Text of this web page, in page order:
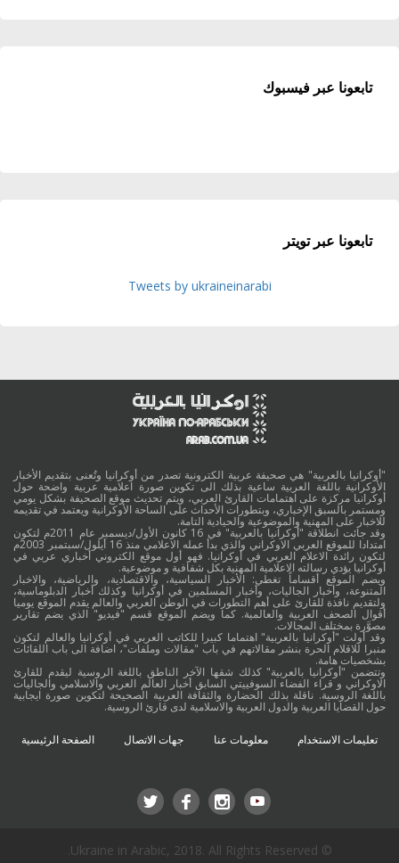
تابعونا عبر فيسبوك
تابعونا عبر تويتر
Tweets by ukraineinarabi
"أوكرانيا بالعربية" هي صحيفة عربية الكترونية تصدر من أوكرانيا وتُعنى بتقديم الأخبار
الأوكرانية باللغة العربية ساعية بذلك الى تكوين صورة اعلامية عربية واضحة حول
أوكرانيا مركزة على اهتمامات القارئ العربي، ويتم تحديث موقع الصحيفة بشكل يومي
ومستمر بالسبق الإخباري، وبتطورات الأحداث على الساحة الأوكرانية ويعتمد في تقديمه
للاخبار على المهنية والموضوعية والحيادية التامة.
وقد جائت انطلاقة "أوكرانيا بالعربية" في 16 كانون الأول/ديسمبر عام 2011م لتكون
امتدادا للموقع العربي الاوكراني والذي بدأ عمله الاعلامي منذ 16 أيلول/سبتمبر 2003م
لتكون رائدة الاعلام العربي في أوكرانيا. فهو أول موقع الكتروني أخباري عربي في
أوكرانيا يؤدي رسالته الاعلامية المهنية بكل شفافية و موضوعية.
ويضم الموقع أقساماً تغطي: الأخبار السياسية، والاقتصادية، والرياضية، والاخبار
المتنوعة، وأخبار الجاليات، وأخبار المسلمين في أوكرانيا وكذلك أخبار الدبلوماسية،
ولتقديم نافذة للقارئ على أهم التطورات في الوطن العربي والعالم يقدم الموقع يوميا
أقوال الصحف العربية والعالمية. كما ويضم الموقع قسم "فيديو" الذي يضم تقارير
مصوَّرة بمختلف المجالات.
وقد أولت "أوكرانيا بالعربية" اهتماما كبيرا للكاتب العربي في أوكرانيا والعالم لتكون
منبرا للاقلام الحرة بنشر مقالاتهم في باب "مقالات وملفات"، اضافة الى باب اللقائات
بشخصيات هامة.
وتتضمن "أوكرانيا بالعربية" كذلك شقها الآخر الناطق باللغة الروسية ليقدم للقارئ
الاوكراني و قراء الفضاء السوفييتي السابق أخبار العالم العربي والاسلامي والجاليات
باللغة الروسية. ناقلة بذلك الحضارة والثقافة العربية الصحيحة لتكوين صورة ايجابية
حول القضايا العربية والدول العربية والاسلامية لدى قارئ الروسية.
تعليمات الاستخدام معلومات عنا جهات الاتصال الصفحة الرئيسية
© Ukraine in Arabic, 2018. All Rights Reserved.